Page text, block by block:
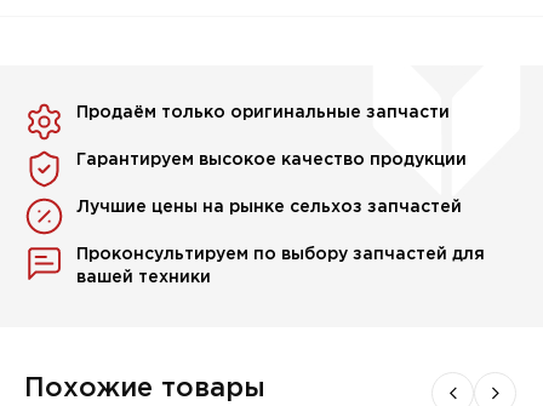
Продаём только оригинальные запчасти
Гарантируем высокое качество продукции
Лучшие цены на рынке сельхоз запчастей
Проконсультируем по выбору запчастей для
вашей техники
Похожие товары